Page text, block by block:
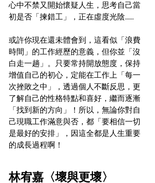
心中不禁又開始懷疑人生，思考自己當
初是否「揀錯工」，正在虛度光陰......
或許你現在還未體會到，這看似「浪費
時間」的工作經歷的意義，但你並「沒
白走一趟」。只要常持開放態度，保持
增值自己的初心，定能在工作上「每一
次挫敗之中」，透過個人不斷反思，更
了解自己的性格特點和喜好，繼而逐漸
「找到新的方向」！所以，無論你對自
己現職工作滿意與否，都「要相信一切
是最好的安排」，因這全都是人生重要
的成長過程啊！
林宥嘉〈壞與更壞〉